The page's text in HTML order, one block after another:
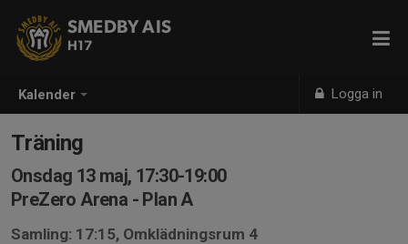
Kalender Logga in
SMEDBY AIS
H17
Träning
Onsdag 13 maj, 17:30-19:00
PreZero Arena - Plan A
Samling: 17:15, Omklädningsrum 4